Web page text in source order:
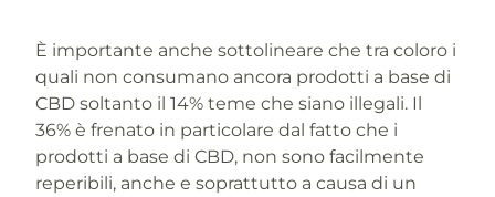
È importante anche sottolineare che tra coloro i
quali non consumano ancora prodotti a base di
CBD soltanto il 14% teme che siano illegali. Il
36% è frenato in particolare dal fatto che i
prodotti a base di CBD, non sono facilmente
reperibili, anche e soprattutto a causa di un